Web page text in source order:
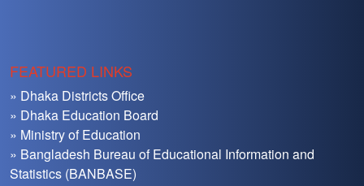
FEATURED LINKS
» Dhaka Districts Office
» Dhaka Education Board
» Ministry of Education
» Bangladesh Bureau of Educational Information and
Statistics (BANBASE)